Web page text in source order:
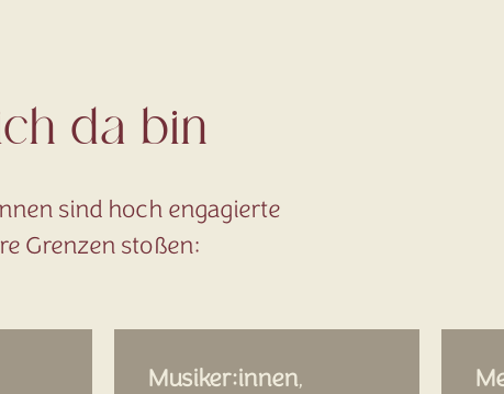
da bin
sind hoch engagierte
Grenzen stoßen:
Musiker:innen,